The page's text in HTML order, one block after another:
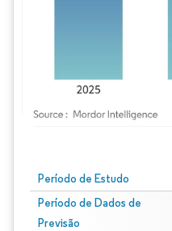
Período de Estudo
Período de Dados de
Previsão